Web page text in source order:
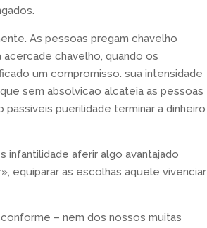
As pessoas pregam chavelho
chavelho, quando os
um compromisso. sua intensidade
sem absolvicao alcateia as pessoas
puerilidade terminar a dinheiro
infantilidade aferir algo avantajado
equiparar as escolhas aquele vivenciar
– nem dos nossos muitas